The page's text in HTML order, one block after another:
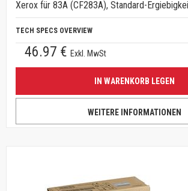
Xerox für 83A (CF283A), Standard-
TECH SPECS OVERVIEW
46.97 € Exkl. MwSt
IN WARENKORB LEGEN
WEITERE INFORMATIONEN